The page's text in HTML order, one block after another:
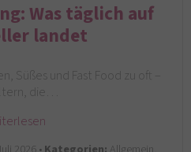
Was täglich auf
landet
Süßes und Fast Food zu oft –
die…